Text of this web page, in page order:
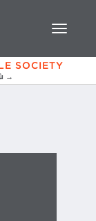
SOCIETY
→